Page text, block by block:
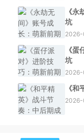
《
坑
《
坑
《